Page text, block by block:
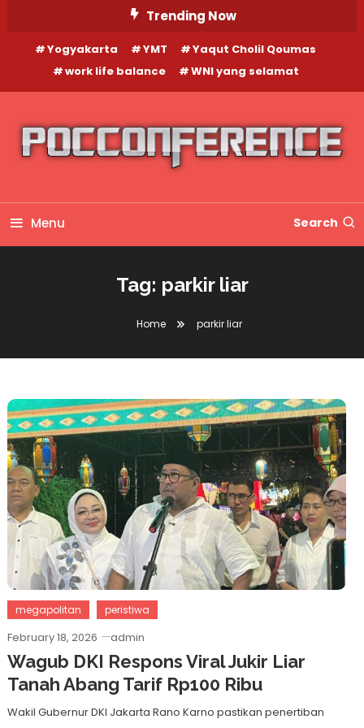
Content
Trending Now
Yogyakarta YMT
Yaqut Cholil Qoumas
work life balance
WNI yang selamat
Menu Search
Tag: parkir liar
Home parkir liar
megapolitan peristiwa
February 18, 2026 admin
Wagub DKI Respons Viral Jukir Liar
Tanah Abang Tarif Rp100 Ribu
Wakil Gubernur DKI Jakarta Rano Karno pastikan penertiban